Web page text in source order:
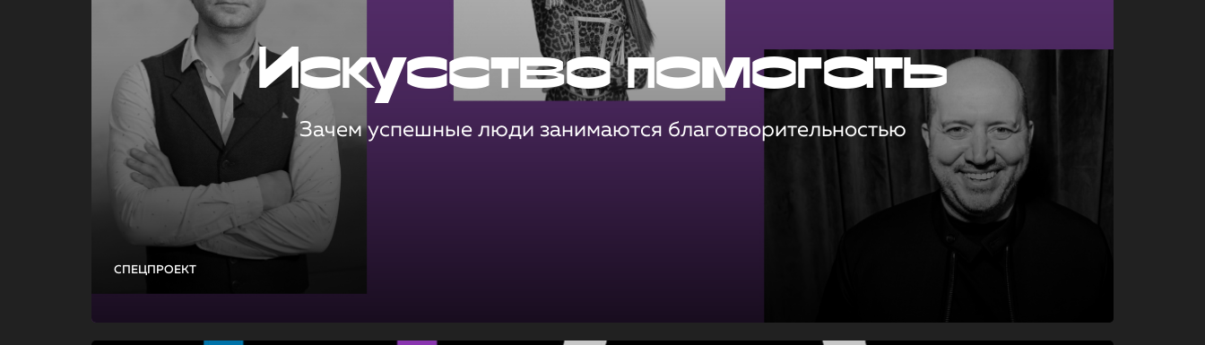
СПЕЦПРОЕКТ
Искусство помогать
Зачем успешные люди занимаются благотворительностью